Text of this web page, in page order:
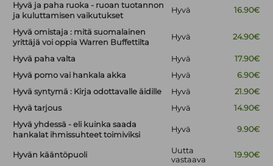
Hyvä ja paha ruoka - ruoan tuotannon
ja kuluttamisen vaikutukset
Hyvä 16.90€
Hyvä omistaja : mitä suomalainen
yrittäjä voi oppia Warren Buffettilta
Hyvä 24.90€
Hyvä paha valta Hyvä
17.90€
Hyvä pomo vai hankala akka
Hyvä
6.90€
Hyvä syntymä : Kirja odottavalle äidille
Hyvä
21.90€
Hyvä tarjous
Hyvä
14.90€
Hyvä yhdessä - eli kuinka saada
hankalat ihmissuhteet toimiviksi
Hyvä 9.90€
Hyvän kääntöpuoli
Uutta
vastaava
19.90€